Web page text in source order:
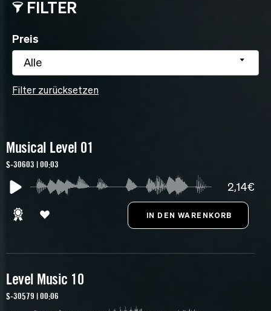
FILTER
Preis
Alle
Filter zurücksetzen
Musical Level 01
S-30603 | 00:03
2,14€
Level Music 10
S-30579 | 00:06